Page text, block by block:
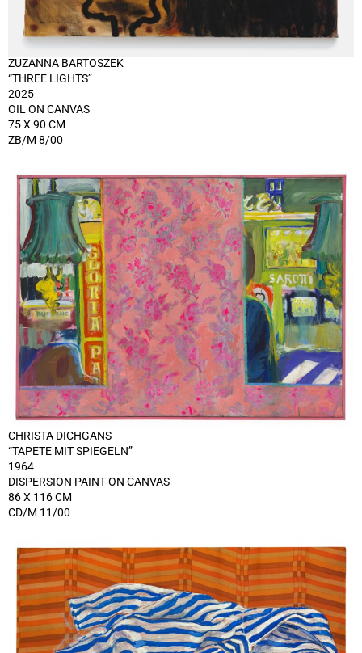
ZUZANNA BARTOSZEK
“THREE LIGHTS”
2025
OIL ON CANVAS
75 X 90 CM
ZB/M 8/00
CHRISTA DICHGANS
“TAPETE MIT SPIEGELN”
1964
DISPERSION PAINT ON CANVAS
86 X 116 CM
CD/M 11/00